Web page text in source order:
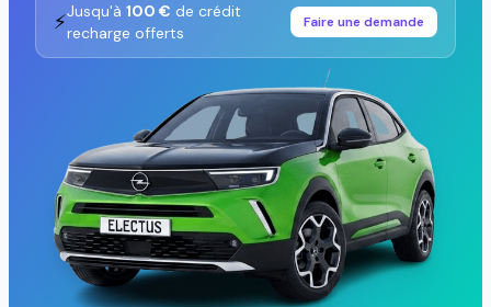
⚡Jusqu'à 100 € de crédit
recharge offerts
Faire une demande